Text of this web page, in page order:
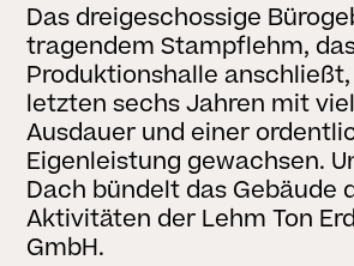
Das dreigeschossige
tragendem Stampflehm,
Produktionshalle
letzten sechs Jahren mit
Ausdauer und einer
Eigenleistung gewachsen.
Dach bündelt das Gebäude
Aktivitäten der Lehm Ton
GmbH.